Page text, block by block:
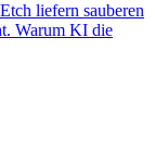
liefern sauberen
Warum KI die